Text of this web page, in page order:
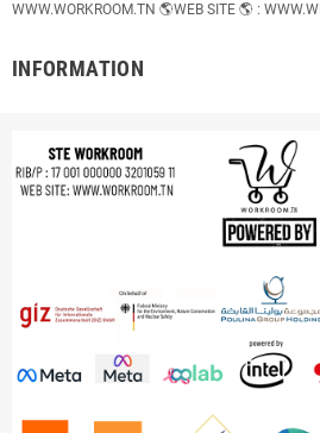
WWW.WORKROOM.TN 🌎WEB SITE 🌎 :
INFORMATION